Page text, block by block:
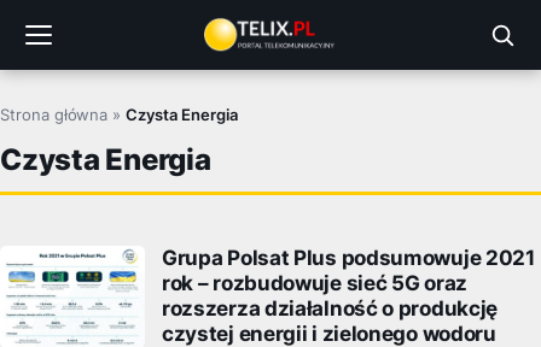
treści
Strona główna »Czysta Energia
Czysta Energia
Grupa Polsat Plus podsumowuje 2021
rok – rozbudowuje sieć 5G oraz
rozszerza działalność o produkcję
czystej energii i zielonego wodoru